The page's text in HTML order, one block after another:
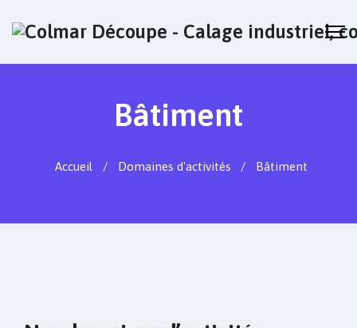
Bâtiment
Accueil Domaines d'activités Bâtiment